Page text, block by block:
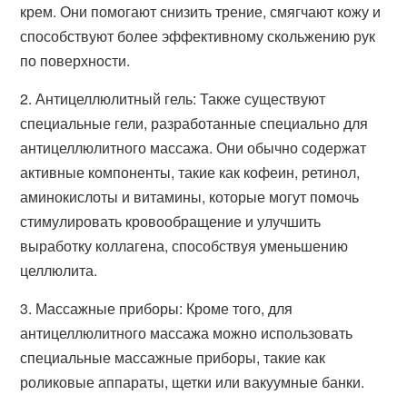
крем. Они помогают снизить трение, смягчают кожу и
способствуют более эффективному скольжению рук
по поверхности.
2. Антицеллюлитный гель: Также существуют
специальные гели, разработанные специально для
антицеллюлитного массажа. Они обычно содержат
активные компоненты, такие как кофеин, ретинол,
аминокислоты и витамины, которые могут помочь
стимулировать кровообращение и улучшить
выработку коллагена, способствуя уменьшению
целлюлита.
3. Массажные приборы: Кроме того, для
антицеллюлитного массажа можно использовать
специальные массажные приборы, такие как
роликовые аппараты, щетки или вакуумные банки.